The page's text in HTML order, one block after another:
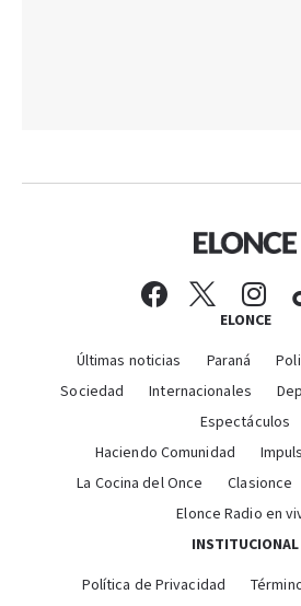
ELONCE
Últimas noticias Paraná
Sociedad
Internacionales
Espectáculos
Haciendo Comunidad
La Cocina del Once
Clasionce
Elonce Radio en
INSTITUCIONAL
Política de Privacidad